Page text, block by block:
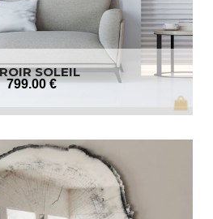
SOLEIL
799.00 €